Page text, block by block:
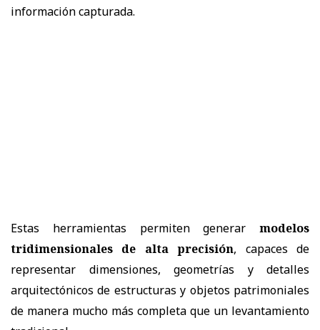
información capturada.
Estas herramientas permiten generar
modelos
tridimensionales de alta precisión, capaces de
representar dimensiones, geometrías y detalles
arquitectónicos de estructuras y objetos patrimoniales
de manera mucho más completa que un levantamiento